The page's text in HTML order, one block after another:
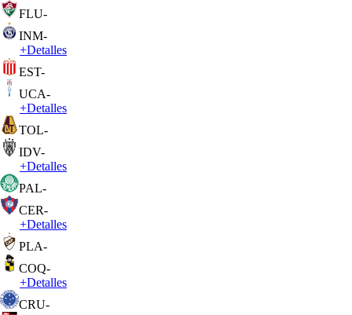
FLU-
INM-
+Detalles
EST-
UCA-
+Detalles
TOL-
IDV-
+Detalles
PAL-
CER-
+Detalles
PLA-
COQ-
+Detalles
CRU-